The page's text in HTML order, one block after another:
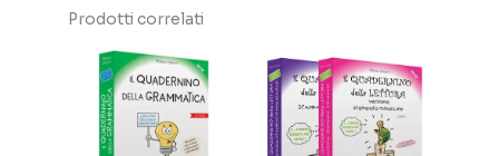
Prodotti correlati